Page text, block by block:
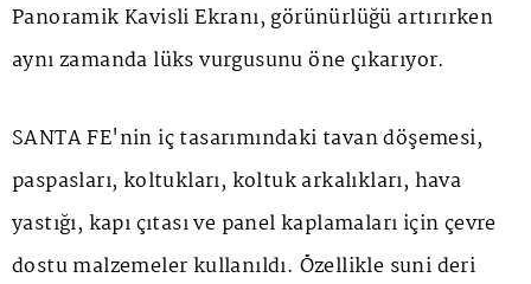
Panoramik Kavisli Ekranı, görünürlüğü artırırken
aynı zamanda lüks vurgusunu öne çıkarıyor.
SANTA FE'nin iç tasarımındaki tavan döşemesi,
paspasları, koltukları, koltuk arkalıkları, hava
yastığı, kapı çıtası ve panel kaplamaları için çevre
dostu malzemeler kullanıldı. Özellikle suni deri